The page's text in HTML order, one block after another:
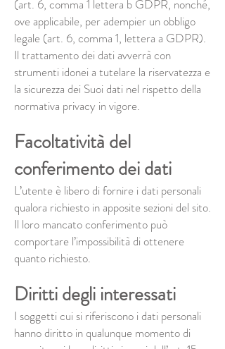
(art. 6, comma 1 lettera b GDPR, nonché,
ove applicabile, per adempier un obbligo
legale (art. 6, comma 1, lettera a GDPR).
Il trattamento dei dati avverrà con
strumenti idonei a tutelare la riservatezza e
la sicurezza dei Suoi dati nel rispetto della
normativa privacy in vigore.
Facoltatività del
conferimento dei dati
L’utente è libero di fornire i dati personali
qualora richiesto in apposite sezioni del sito.
Il loro mancato conferimento può
comportare l’impossibilità di ottenere
quanto richiesto.
Diritti degli interessati
I soggetti cui si riferiscono i dati personali
hanno diritto in qualunque momento di